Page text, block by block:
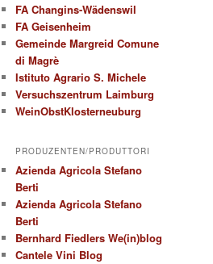
FA Changins-Wädenswil
FA Geisenheim
Gemeinde Margreid Comune
di Magrè
Istituto Agrario S. Michele
Versuchszentrum Laimburg
WeinObstKlosterneuburg
PRODUZENTEN/PRODUTTORI
Azienda Agricola Stefano
Berti
Azienda Agricola Stefano
Berti
Bernhard Fiedlers We(in)blog
Cantele Vini Blog